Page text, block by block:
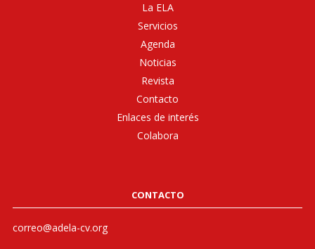
La ELA
Servicios
Agenda
Noticias
Revista
Contacto
Enlaces de interés
Colabora
CONTACTO
correo@adela-cv.org